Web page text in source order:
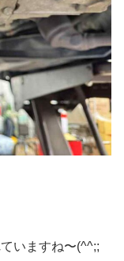
いますね〜(^^;;